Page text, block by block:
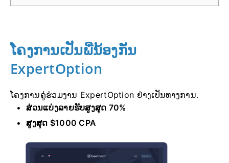
ໂຄງການເປັນພີ່ນ້ອງກັນ
ExpertOption
ໂຄງການຄູ່ຮ່ວມງານ ExpertOption ຢ່າງເປັນທາງການ.
ສ່ວນແບ່ງລາຍຮັບສູງສຸດ 70%
ສູງສຸດ $1000 CPA